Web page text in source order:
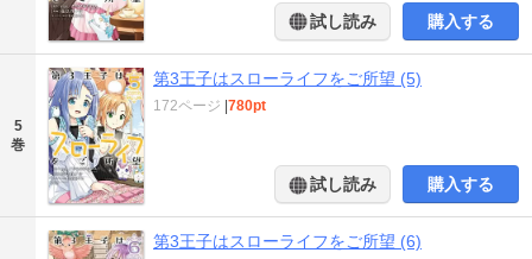
試し読み 購入する
5
巻
第3王子はスローライフをご所望 (5)
172ページ 780pt
試し読み 購入する
第3王子はスローライフをご所望 (6)